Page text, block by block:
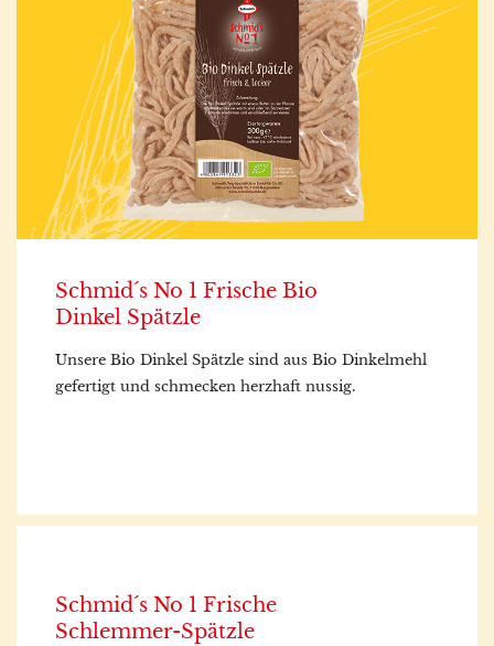
Schmid´s No 1 Frische Bio
Dinkel Spätzle
Unsere Bio Dinkel Spätzle sind aus Bio Dinkelmehl
gefertigt und schmecken herzhaft nussig.
Schmid´s No 1 Frische
Schlemmer-Spätzle